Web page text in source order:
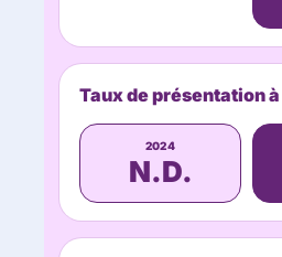
Taux de présentation
2024
N.D.